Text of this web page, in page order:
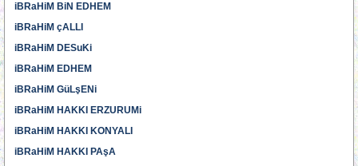
iBRaHiM BiN EDHEM
iBRaHiM çALLI
iBRaHiM DESuKi
iBRaHiM EDHEM
iBRaHiM GüLşENi
iBRaHiM HAKKI ERZURUMi
iBRaHiM HAKKI KONYALI
iBRaHiM HAKKI PAşA